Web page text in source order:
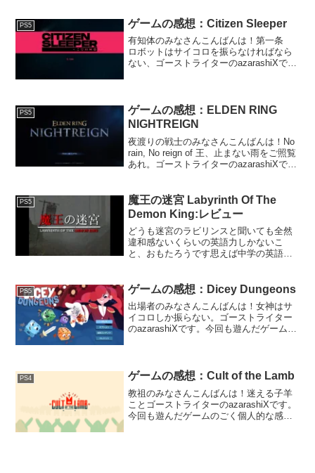
PS5 ゲームの感想：Citizen Sleeper
有知体のみなさんこんばんは！第一条
ロボットはサイコロを振らなければなら
ない、ゴーストライターのazarashiXで
PS5
ゲームの感想：ELDEN RING
NIGHTREIGN
夜渡りの戦士のみなさんこんばんは！No
rain, No reign of 王、止まない雨をご照覧
あれ。ゴーストライターのazarashiXで
「ELDEN RING N...
PS5
魔王の迷宮 Labyrinth Of The
Demon King:レビュー
どうも迷宮のラビリンスと聞いても全然
違和感ないくらいの英語力しかないこ
と、おもたろうです思えば中学の英語力
ねぇよということで今回ご紹介したいの
PS5 ゲームの感想：Dicey Dungeons
出場者のみなさんこんばんは！女神はサ
イコロしか振らない。ゴーストライター
のazarashiXです。今回も遊んだゲームの
が、...
PS4 ゲームの感想：Cult of the Lamb
教祖のみなさんこんばんは！迷える子羊
ことゴーストライターのazarashiXです。
今回も遊んだゲームのごく個人的な感想